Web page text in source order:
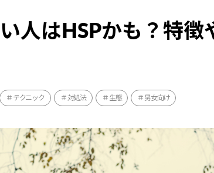
人はHSPかも？特徴
テクニック 対処法 生態 男女向け